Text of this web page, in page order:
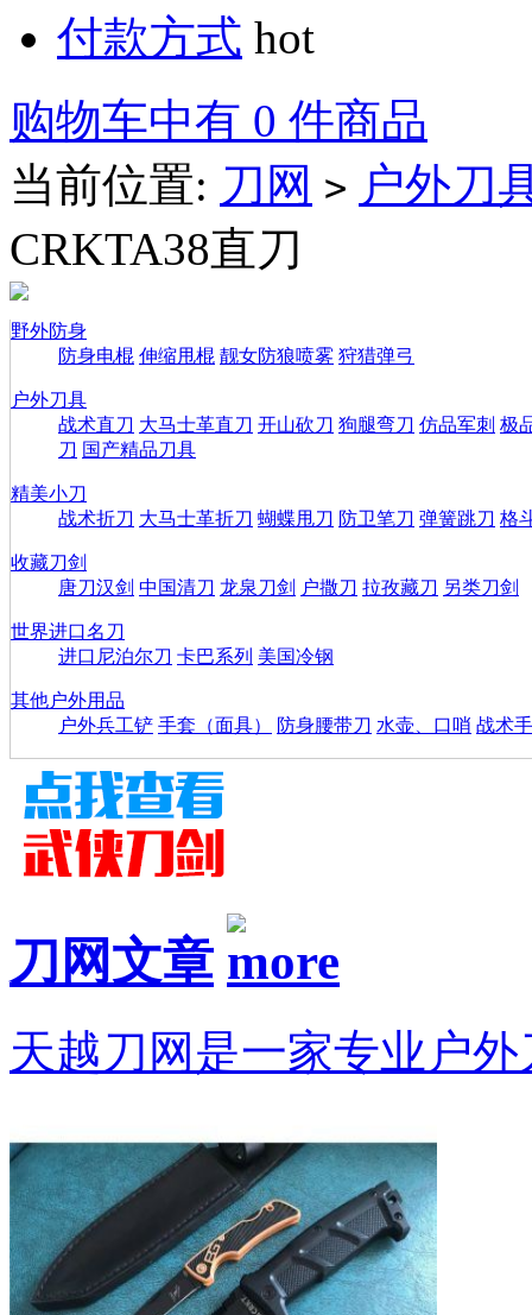
付款方式 hot
购物车中有 0 件商品
当前位置: 刀网 > 户外刀
CRKTA38直刀
野外防身
防身电棍 伸缩甩棍 靓女防狼喷雾 狩猎弹弓
户外刀具
战术直刀 大马士革直刀 开山砍刀 狗腿弯刀 仿品军刺 极
刀 国产精品刀具
精美小刀
战术折刀 大马士革折刀 蝴蝶甩刀 防卫笔刀 弹簧跳刀 格
收藏刀剑
唐刀汉剑 中国清刀 龙泉刀剑 户撒刀 拉孜藏刀 另类刀剑
世界进口名刀
进口尼泊尔刀 卡巴系列 美国冷钢
其他户外用品
户外兵工铲 手套（面具） 防身腰带刀 水壶、口哨 战术
刀网文章
天越刀网是一家专业户